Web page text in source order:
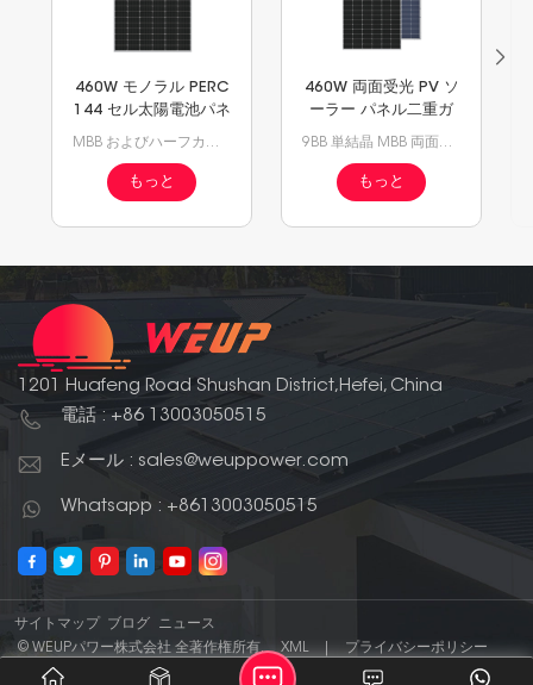
460W モノラル PERC
144 セル太陽電池パネ
ル 9BB ハーフカット
MBB およびハーフカットテクノロジーを備えた 166mm セル Mono PERC を搭載。電力440Wから460Wへ
もっと
460W 両面受光 PV ソ
ーラー パネル二重ガ
ラス ソーラー モジュ
9BB 単結晶 MBB 両面受光両面ガラス太陽光発電ソーラー パネル モジュール 166 ミリメートル太陽電池に基づいて 440 ワット 450 ワット 460 ワット
もっと
1201 Huafeng Road Shushan District,Hefei, China
電話 : +86 13003050515
Eメール : sales@weuppower.com
Whatsapp : +8613003050515
サイトマップ ブログ
ニュース
© WEUPパワー株式会社 全著作権所有.
XML
プライバシーポリシー
IPv6 ネットワーク対応